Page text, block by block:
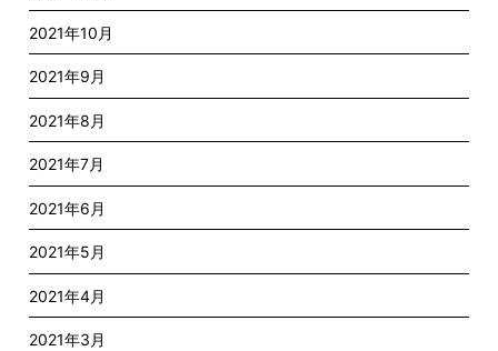
2021年10月
2021年9月
2021年8月
2021年7月
2021年6月
2021年5月
2021年4月
2021年3月